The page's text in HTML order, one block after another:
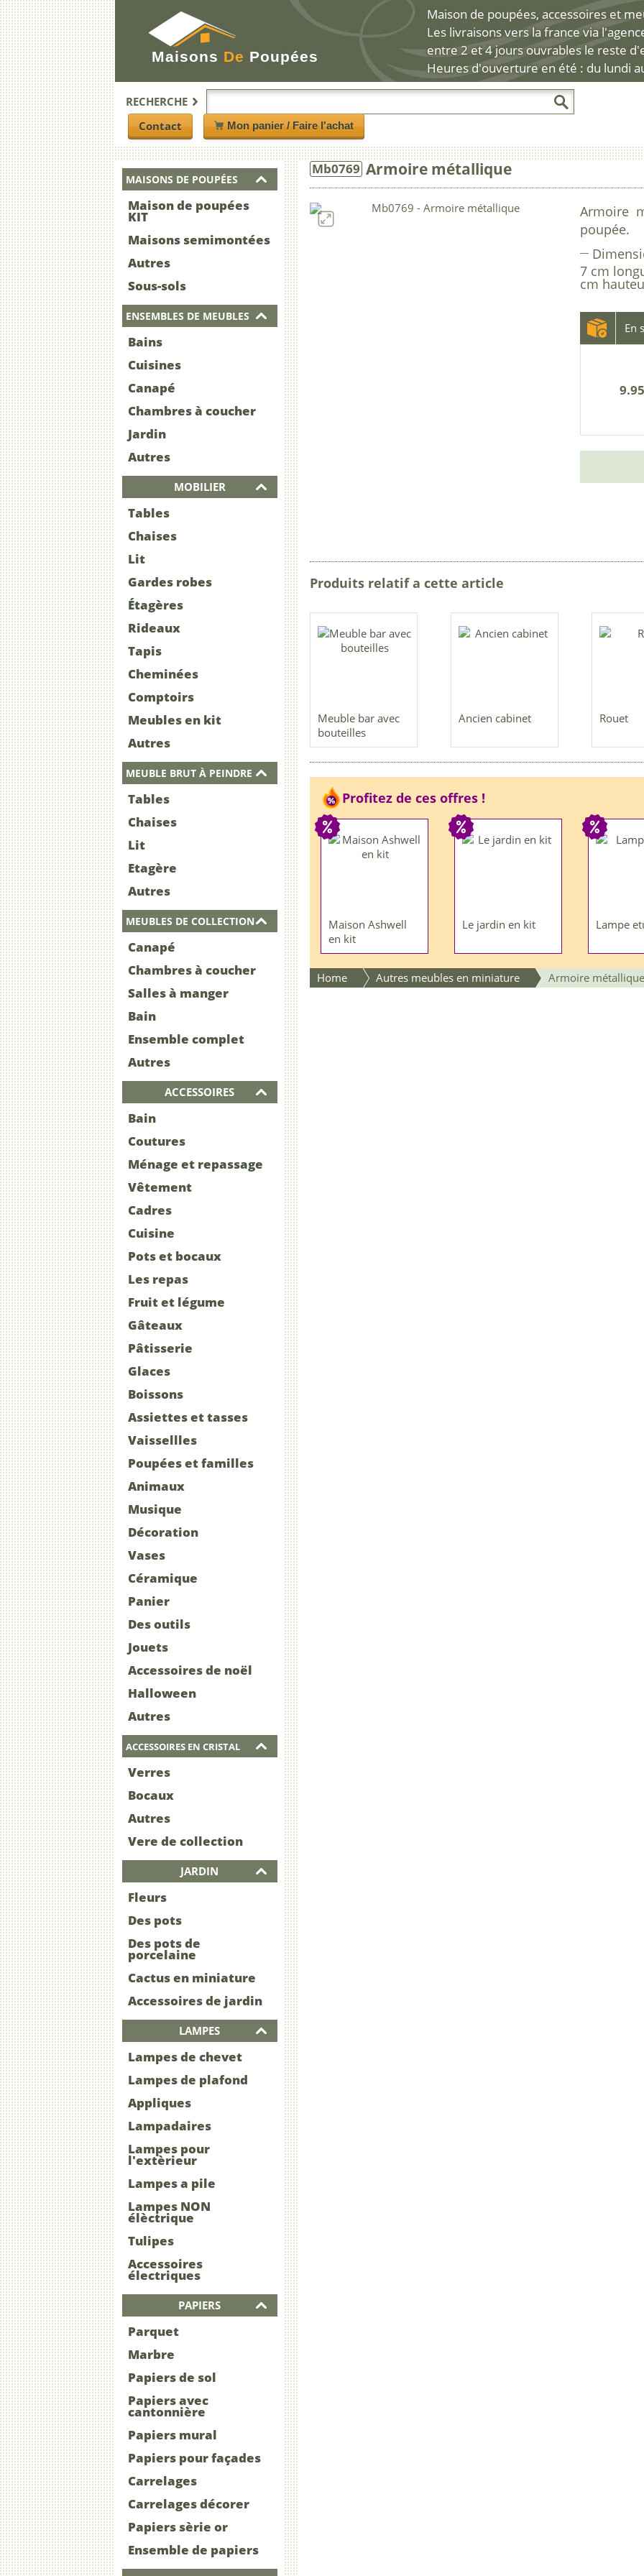
Maisons De Poupées
Maison de poupées, accessoires et
Les livraisons vers la france via
entre 2 et 4 jours ouvrables le reste
Heures d'ouverture en été : du lundi
RECHERCHE
Contact
Mon panier / Faire l'achat
MAISONS DE POUPÉES
Maison de poupées
KIT
Maisons semimontées
Autres
Sous-sols
ENSEMBLES DE MEUBLES
Bains
Cuisines
Canapé
Chambres à coucher
Jardin
Autres
MOBILIER
Tables
Chaises
Lit
Gardes robes
Étagères
Rideaux
Tapis
Cheminées
Comptoirs
Meubles en kit
Autres
MEUBLE BRUT À PEINDRE
Tables
Chaises
Lit
Etagère
Autres
MEUBLES DE COLLECTION
Canapé
Chambres à coucher
Salles à manger
Bain
Ensemble complet
Autres
ACCESSOIRES
Bain
Coutures
Ménage et repassage
Vêtement
Cadres
Cuisine
Pots et bocaux
Les repas
Fruit et légume
Gâteaux
Pâtisserie
Glaces
Boissons
Assiettes et tasses
Vaissellles
Poupées et familles
Animaux
Musique
Décoration
Vases
Céramique
Panier
Des outils
Jouets
Accessoires de noël
Halloween
Autres
ACCESSOIRES EN CRISTAL
Verres
Bocaux
Autres
Vere de collection
JARDIN
Fleurs
Des pots
Des pots de
porcelaine
Cactus en miniature
Accessoires de jardin
LAMPES
Lampes de chevet
Lampes de plafond
Appliques
Lampadaires
Lampes pour
l'extèrieur
Lampes a pile
Lampes NON
élèctrique
Tulipes
Accessoires
électriques
PAPIERS
Parquet
Marbre
Papiers de sol
Papiers avec
cantonnière
Papiers mural
Papiers pour façades
Carrelages
Carrelages décorer
Papiers sèrie or
Ensemble de papiers
Mb0769 Armoire métallique
Armoire
poupée.
7 cm
cm
En
Produits relatif a cette article
Meuble bar avec
bouteilles
Ancien cabinet Rouet
Profitez de ces offres !
Maison Ashwell
en kit
Le jardin en kit Lampe
Home Autres meubles en miniature Armoire métallique